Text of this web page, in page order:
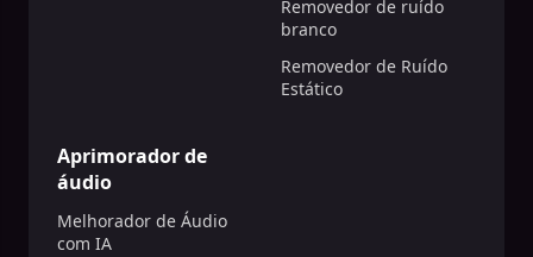
Removedor de ruído
branco
Removedor de Ruído
Estático
Aprimorador de
áudio
Melhorador de Áudio
com IA